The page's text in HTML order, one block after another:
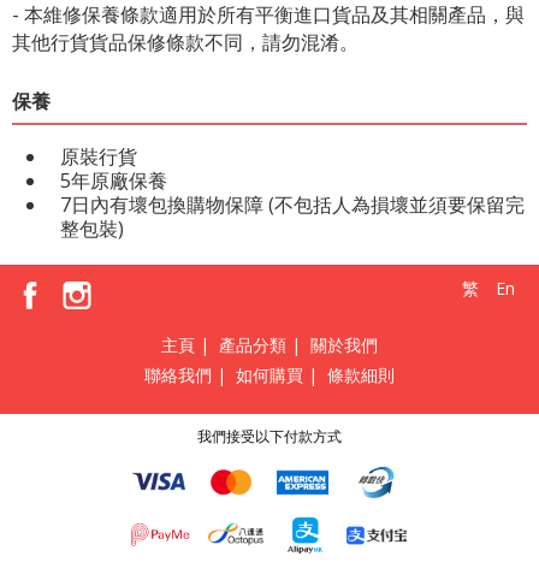
- 本維修保養條款適用於所有平衡進口貨品及其相關產品，與
其他行貨貨品保修條款不同，請勿混淆。
保養
原裝行貨
5年原廠保養
7日內有壞包換購物保障 (不包括人為損壞並須要保留完
整包裝)
繁 En
主頁 | 產品分類 | 關於我們
聯絡我們 | 如何購買 | 條款細則
我們接受以下付款方式